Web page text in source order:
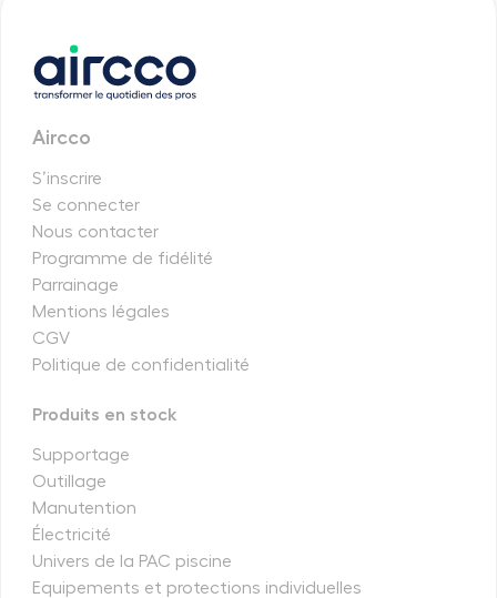
Aircco
S’inscrire
Se connecter
Nous contacter
Programme de fidélité
Parrainage
Mentions légales
CGV
Politique de confidentialité
Produits en stock
Supportage
Outillage
Manutention
Électricité
Univers de la PAC piscine
Equipements et protections individuelles